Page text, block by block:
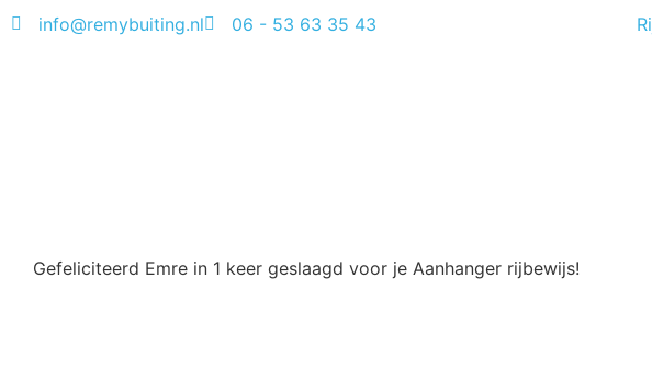
info@remybuiting.nl 06 - 53 63 35 43
Gefeliciteerd Emre in 1 keer geslaagd voor je Aanhanger rijbewijs!